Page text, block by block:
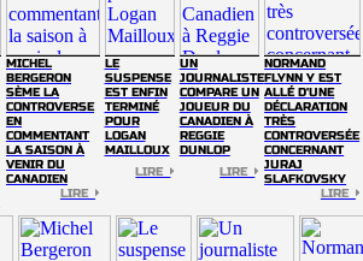
MICHEL
BERGERON
SÈME LA
CONTROVERSE
EN
COMMENTANT
LA SAISON À
VENIR DU
CANADIEN
LIRE
LE
SUSPENSE
EST ENFIN
TERMINÉ
POUR
LOGAN
MAILLOUX
LIRE
UN
JOURNALISTE
COMPARE UN
JOUEUR DU
CANADIEN À
REGGIE
DUNLOP
LIRE
NORMAND
FLYNN Y EST
ALLÉ D'UNE
DÉCLARATION
TRÈS
CONTROVERSÉE
CONCERNANT
JURAJ
SLAFKOVSKY
LIRE